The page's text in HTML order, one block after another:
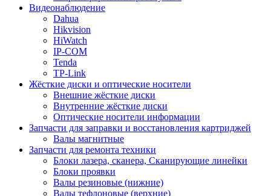
Видеонаблюдение
Dahua
Hikvision
HiWatch
IP-COM
Tenda
TP-Link
Жёсткие диски и оптические носители
Внешние жёсткие диски
Внутренние жёсткие диски
Оптические носители информации
Запчасти для заправки и восстановления картриджей
Валы магнитные
Запчасти для ремонта техники
Блоки лазера, сканера, Сканирующие линейки
Блоки проявки
Валы резиновые (нижние)
Валы тефлоновые (верхние)